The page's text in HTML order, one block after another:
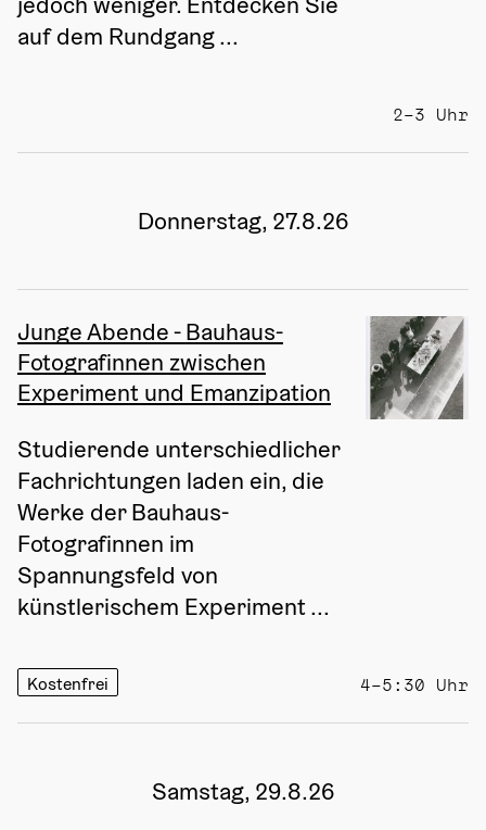
auf dem Rundgang ...
2–3 Uhr
Donnerstag, 27.8.26
Junge Abende - Bauhaus-
Fotografinnen zwischen
Experiment und Emanzipation
Studierende unterschiedlicher
Fachrichtungen laden ein, die
Werke der Bauhaus-
Fotografinnen im
Spannungsfeld von
künstlerischem Experiment ...
Kostenfrei 4–5:30 Uhr
Samstag, 29.8.26